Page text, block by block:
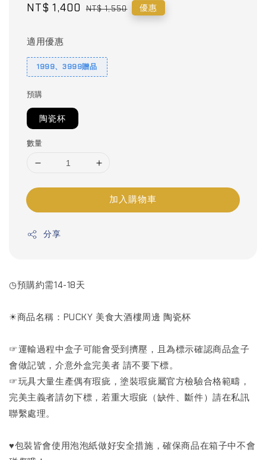
Sale
NT$ 1,400 Regular
NT$ 1,550 優惠
適用優惠
1999、3999贈品
預購
陶瓷杯
數量
加入購物車
分享
◷預購約需14-18天
☀商品名稱：PUCKY 美食大酒樓周邊 陶瓷杯
☞運輸過程中盒子可能會受到擠壓，且為標示確認商品盒子
會做記號，介意外盒完美者 請不要下標。
☞玩具大量生產偶有瑕疵，塗裝瑕疵屬官方檢驗合格範疇，
完美主義者請勿下標，若重大瑕疵（缺件、斷件）請在私訊
聯繫處理。
♥包裝皆會使用泡泡紙做好安全措施，確保商品在箱子中不會